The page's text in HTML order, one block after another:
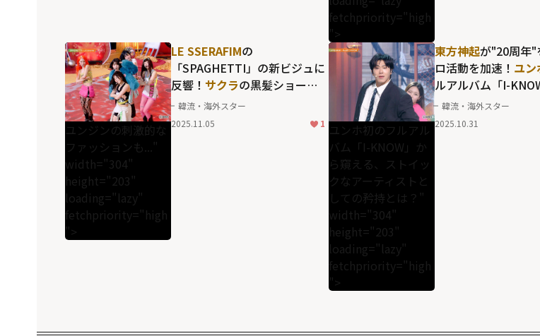
fetchpriority="high
">
ユンジンの刺激的な
ファッションも..."
width="304"
height="203"
loading="lazy"
fetchpriority="high
">
LE SSERAFIMの
「SPAGHETTI」の新ビジュに
反響！ サクラの黒髪ショー
ト、チェウォン
髪、"ティースジュエリー"が眩
韓流・海外スター
2025.11.05
1 ユンホ初のフルアル
バム「I-KNOW」か
ら窺える、ストイッ
クなアーティストと
しての矜持とは？"
width="304"
height="203"
loading="lazy"
fetchpriority="high
">
東方神起が"20周年"
ロ活動を加速！ ユン
ルアルバム「I-
える、ストイックな
ストとしての矜持と
韓流・海外スター
2025.10.31